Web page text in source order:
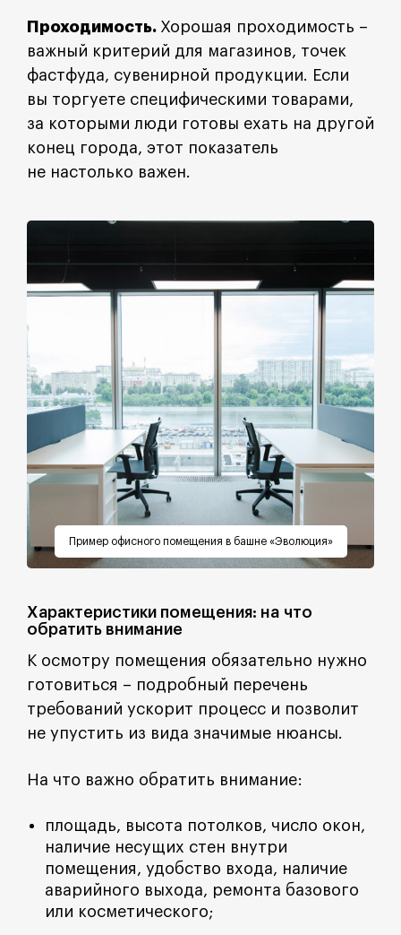
Проходимость. Хорошая проходимость –
важный критерий для магазинов, точек
фастфуда, сувенирной продукции. Если
вы торгуете специфическими товарами,
за которыми люди готовы ехать на другой
конец города, этот показатель
не настолько важен.
Пример офисного помещения в башне «Эволюция»
Характеристики помещения: на что
обратить внимание
К осмотру помещения обязательно нужно
готовиться – подробный перечень
требований ускорит процесс и позволит
не упустить из вида значимые нюансы.
На что важно обратить внимание:
площадь, высота потолков, число окон,
наличие несущих стен внутри
помещения, удобство входа, наличие
аварийного выхода, ремонта базового
или косметического;